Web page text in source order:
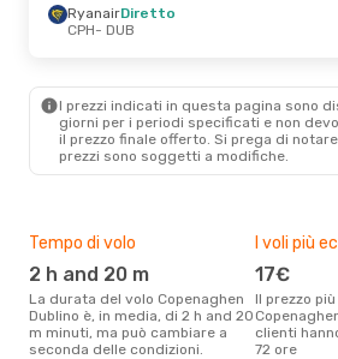
RyanairDiretto
DUB
- CPH
Ven 2 Ott- Dom 4 Ott
Ryanair Diretto
CPH- DUB
Ryanair Diretto
DUB- CPH
RyanairDiretto
CPH- DUB
I prezzi indicati in questa pagina sono
giorni per i periodi specificati e non
il ​​prezzo finale offerto. Si prega di
prezzi sono soggetti a modifiche.
Tempo di volo
2 h and 20 m
La durata del volo Copenaghen
Dublino è, in media, di 2 h and 20
m minuti, ma può cambiare a
seconda delle condizioni.
I voli più
17€
Il prezzo più basso per un volo
clienti
72 ore